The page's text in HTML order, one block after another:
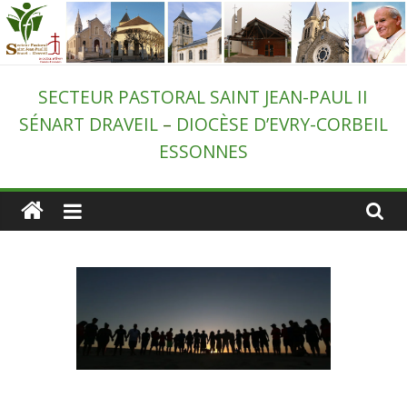
Passer
au
contenu
Secteur
pastoral
de
Draveil
SECTEUR PASTORAL SAINT JEAN-PAUL II
SÉNART DRAVEIL– DIOCÈSE D’EVRY-CORBEIL
ESSONNES